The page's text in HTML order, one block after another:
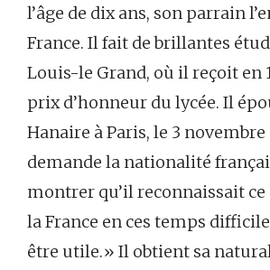
l’âge de dix ans, son parrain
France. Il fait de brillantes
Louis-le Grand, où il reçoit en
prix d’honneur du lycée. Il
Hanaire à Paris, le 3 novembre
demande la nationalité
montrer qu’il reconnaissait ce
la France en ces temps
être utile.» Il obtient sa